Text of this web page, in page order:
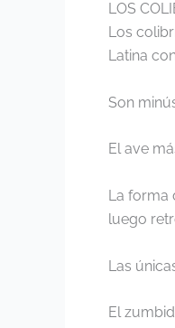
LOS
Los
Latina
Son
El ave
La forma
luego
Las
El